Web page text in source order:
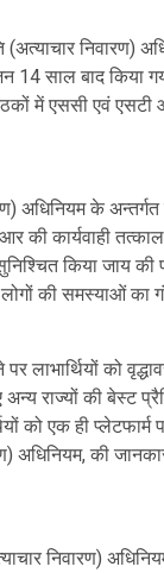
निवारण)
साल बाद किया
में एससी एवं एसटी
अधिनियम के अन्तर्गत
की कार्यवाही
किया जाय की
की समस्याओं का
लाभार्थियों को
राज्यों की बेस्ट
को एक ही
अधिनियम, की
निवारण)